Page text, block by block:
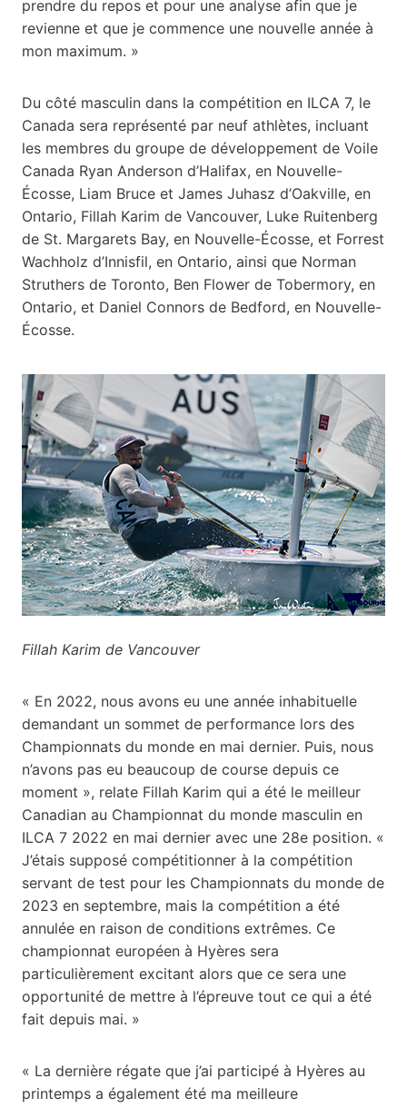
prendre du repos et pour une analyse afin que je
revienne et que je commence une nouvelle année à
mon maximum. »
Du côté masculin dans la compétition en ILCA 7, le
Canada sera représenté par neuf athlètes, incluant
les membres du groupe de développement de Voile
Canada Ryan Anderson d’Halifax, en Nouvelle-
Écosse, Liam Bruce et James Juhasz d’Oakville, en
Ontario, Fillah Karim de Vancouver, Luke Ruitenberg
de St. Margarets Bay, en Nouvelle-Écosse, et Forrest
Wachholz d’Innisfil, en Ontario, ainsi que Norman
Struthers de Toronto, Ben Flower de Tobermory, en
Ontario, et Daniel Connors de Bedford, en Nouvelle-
Écosse.
Fillah Karim de Vancouver
« En 2022, nous avons eu une année inhabituelle
demandant un sommet de performance lors des
Championnats du monde en mai dernier. Puis, nous
n’avons pas eu beaucoup de course depuis ce
moment », relate Fillah Karim qui a été le meilleur
Canadian au Championnat du monde masculin en
ILCA 7 2022 en mai dernier avec une 28e position. «
J’étais supposé compétitionner à la compétition
servant de test pour les Championnats du monde de
2023 en septembre, mais la compétition a été
annulée en raison de conditions extrêmes. Ce
championnat européen à Hyères sera
particulièrement excitant alors que ce sera une
opportunité de mettre à l’épreuve tout ce qui a été
fait depuis mai. »
« La dernière régate que j’ai participé à Hyères au
printemps a également été ma meilleure